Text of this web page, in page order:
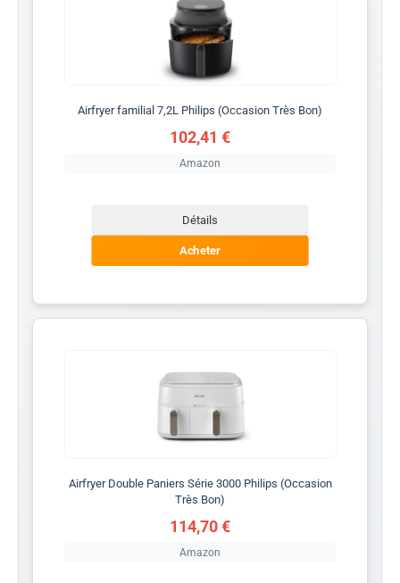
Airfryer familial 7,2L Philips (Occasion Très Bon)
102,41 €
Amazon
Détails
Acheter
Airfryer Double Paniers Série 3000 Philips (Occasion
Très Bon)
114,70 €
Amazon